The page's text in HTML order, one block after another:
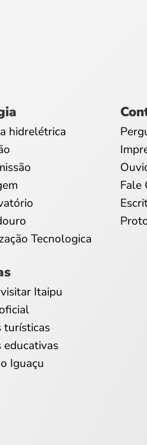
hidrelétrica
Tecnologica
Itaipu
turísticas
educativas
Iguaçu
Fale